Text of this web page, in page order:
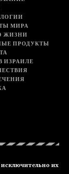
МИРА
ЖИЗНИ
ПРОДУКТЫ
ИЗРАИЛЕ
их